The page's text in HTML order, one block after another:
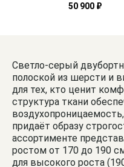
50 900 ₽
Светло-серый
полоской из шерсти и
для тех, кто ценит
структура ткани
придаёт образу
ассортименте
ростом от 170 до 190
для высокого роста